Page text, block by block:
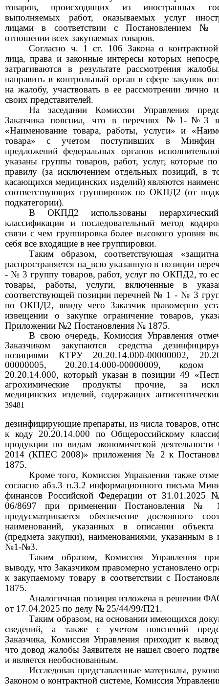
товаров, происходящих из иностранных
выполняемых работ, оказываемых услуг
лицами в соответствии с Постановлением №
отношении всех закупаемых товаров.
Согласно ч. 1ст. 106 Закона о
лица, права и законные интересы которых
затрагиваются в результате рассмотрения
направить в контрольный орган в сфере закупок
на жалобу, участвовать в ее рассмотрении лично
своих представителей.
На заседании Комиссии Управления
Заказчика пояснил, что в перечнях №1-№3
«Наименование товара, работы, услуги» и
товара» с учетом поступивших в Минфин
предложений федеральных органов
указаны группы товаров, работ, услуг, которые
правилу (за исключением отдельных позиций, в
касающихся медицинских изделий) являются
соответствующих группировок по ОКПД2 (от
подкатегории).
В ОКПД2 использованы
классификации и последовательный метод
связи с чем группировка более высокого уровня
себя все входящие в нее группировки.
Таким образом, соответствующая
распространяется на_всю указанную в позиции
- № 3 группу товаров, работ, услуг по ОКПД2, то
товары, работы, услуги, включенные в
соответствующей позиции перечней № 1 - № 3
по ОКПД2, ввиду чего Заказчик правомерно
извещении о закупке ограничение товаров,
Приложении №2 Постановления № 1875.
В свою очередь, Комиссия Управления
Заказчиком закупаются средства
позициями КТРУ 20.20.14.000-00000002,
00000005, 20.20.14.000-00000009,кодом
20.20.14.000, который указан в позиции49
агрохимические продукты прочие, за
медицинских изделий, содержащих
39481
дезинфицирующие препараты, из числа товаров,
к коду 20.20.14.000 по Общероссийскому
продукции по видам экономической
2014 (КПЕС 2008)» приложения № 2к
1875.
Кроме того, Комиссия Управления также
согласно абз.3 п.3.2 информационного письма
финансов Российской Федерации от 31.01.2025
06/8697при применении Постановления №
предусматривается обеспечение дословного
наименований, указанных в описании объекта
(предмета закупки), наименованиями, указанным в
№1-№3.
Таким образом, Комиссия Управления
выводу, что Заказчиком правомерно установлено
к закупаемому товару в соответствии с
1875.
Аналогичная позиция изложена в решении
от 17.04.2025 по делу № 25/44/99/П21.
Таким образом, на основании имеющихся
сведений, а также с учетом пояснений
Заказчика, Комиссия Управления приходит к
что довод жалобы Заявителя не нашел своего
и является необоснованным.
Исследовав представленные материалы,
Законом о контрактной системе, Комиссия